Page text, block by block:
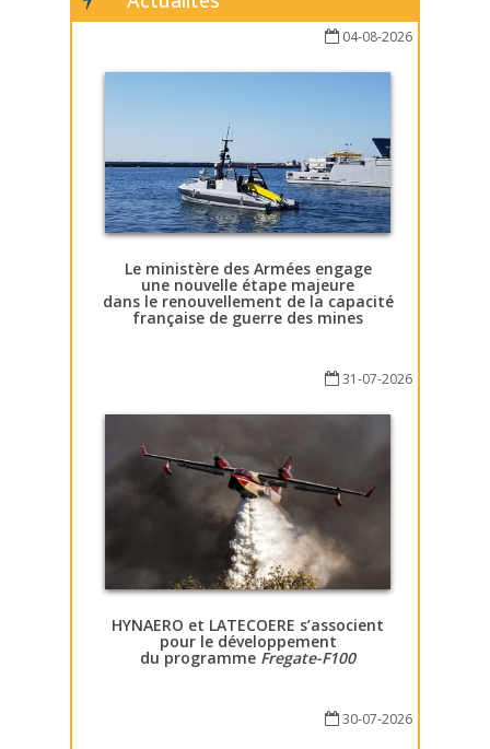
04-08-2026
Le ministère des Armées engage
une nouvelle étape majeure
dans le renouvellement de la capacité
française de guerre des mines
31-07-2026
HYNAERO et LATECOERE s’associent
pour le développement
du programme Fregate-F100
30-07-2026